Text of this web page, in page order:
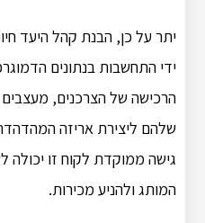
יתר על כן, הבנת קהל היעד
ידי התחשבות בנתונים
הרכישה של הצרכנים,
שלהם ליצירת אריזה
גישה ממוקדת לקוח זו
המותג ולהניע מכירות.